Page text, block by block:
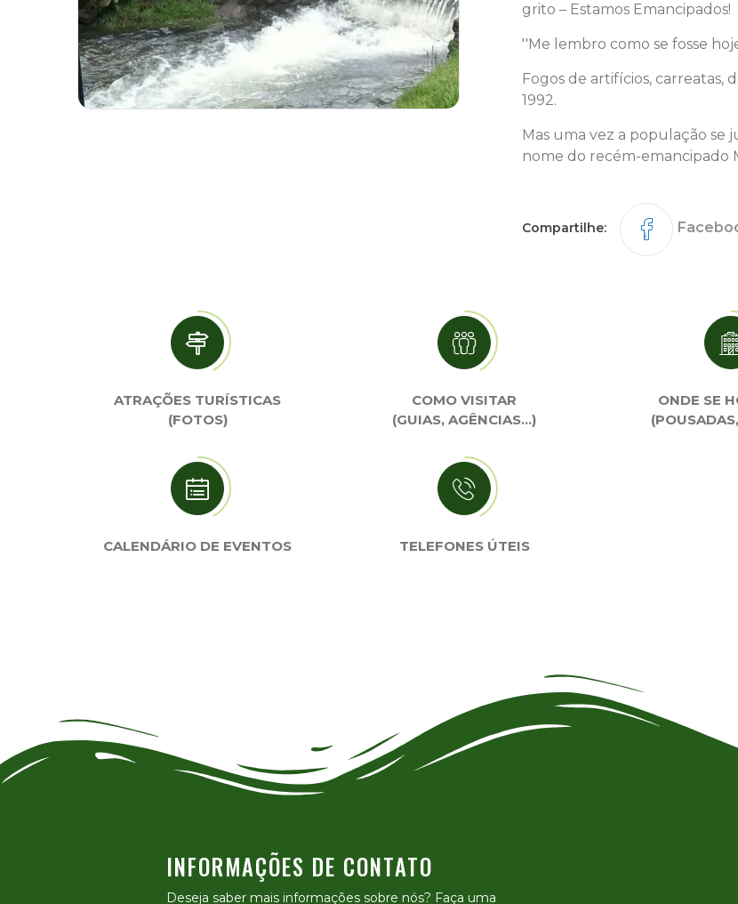
grito – Estamos Emancipados!
''Me lembro como se fosse
Fogos de artifícios, carreatas,
1992.
Mas uma vez a população
nome do recém-emancipado
Compartilhe:
ATRAÇÕES TURÍSTICAS
(FOTOS)
COMO VISITAR
(GUIAS, AGÊNCIAS…)
ONDE SE
CALENDÁRIO DE EVENTOS TELEFONES ÚTEIS
INFORMAÇÕES DE CONTATO
Deseja saber mais informações sobre nós? Faça uma